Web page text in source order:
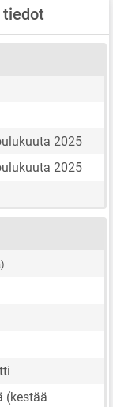
tiedot
2025
2025
(kestää